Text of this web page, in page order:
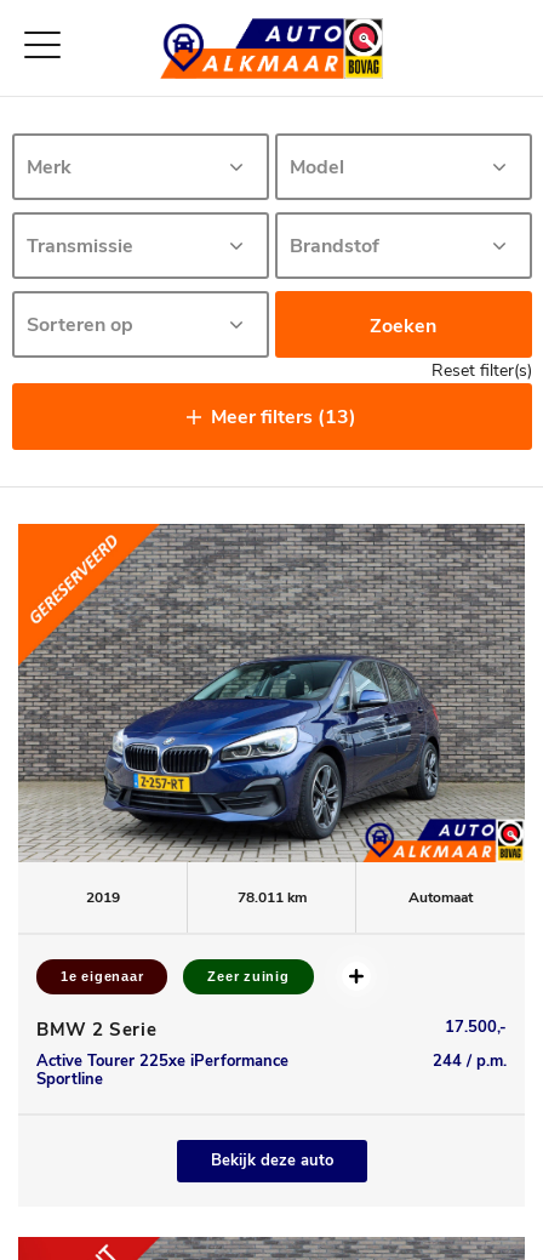
Zoeken
Reset filter(s)
Meer filters (13)
2019 78.011 km Automaat
1e eigenaar Zeer zuinig
BMW 2 Serie
17.500,-
Active Tourer 225xe iPerformance
Sportline
244 / p.m.
Bekijk deze auto